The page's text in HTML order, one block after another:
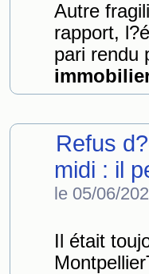
Autre
rapport,
pari rendu
Refus
midi : il
le 05/06/
Il était